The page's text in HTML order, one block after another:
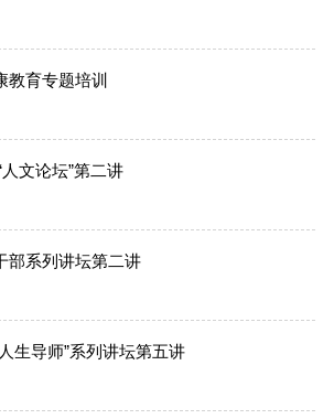
教育专题培训
文论坛”第二讲
部系列讲坛第二讲
生导师”系列讲坛第五讲